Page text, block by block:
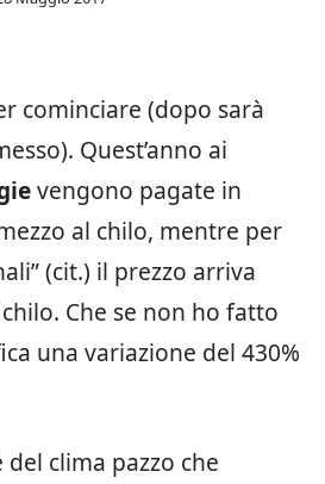
cominciare (dopo sarà
Quest’anno ai
vengono pagate in
al chilo, mentre per
(cit.) il prezzo arriva
Che se non ho fatto
una variazione del 430%
del clima pazzo che